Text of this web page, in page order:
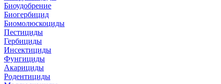
Биоудобрение
Биогербицид
Биомолюскоциды
Пестициды
Гербициды
Инсектициды
Фунгициды
Акарициды
Родентициды